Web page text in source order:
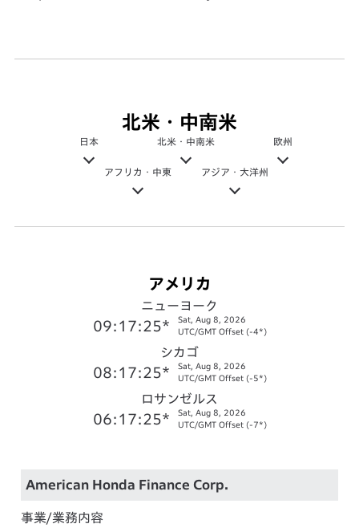
北米・中南米
日本 北米・中南米 欧州
アフリカ・中東 アジア・大洋州
アメリカ
ニューヨーク
09:17:26*
Sat, Aug 8, 2026
UTC/GMT Offset (-4*)
シカゴ
08:17:26*
Sat, Aug 8, 2026
UTC/GMT Offset (-5*)
ロサンゼルス
06:17:26*
Sat, Aug 8, 2026
UTC/GMT Offset (-7*)
American Honda Finance Corp.
事業/業務内容